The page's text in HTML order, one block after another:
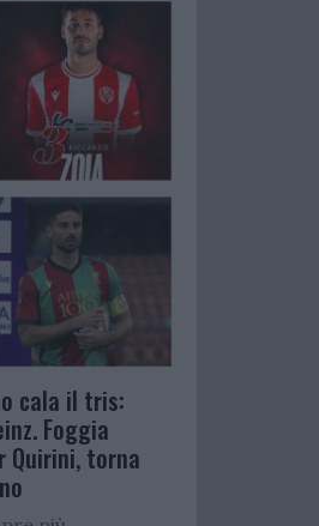
cala il tris:
Foggia
Quirini, torna